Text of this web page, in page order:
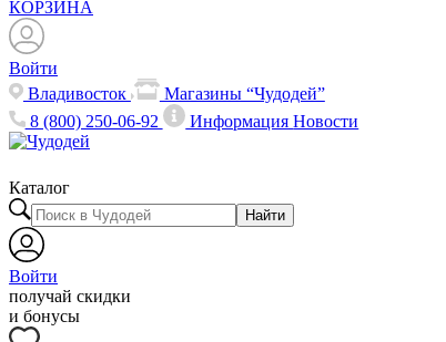
КОРЗИНА
Войти
Владивосток
Магазины “Чудодей”
8 (800) 250-06-92
ИнформацияНовости
Каталог
Найти
Войти
получай скидки
и бонусы